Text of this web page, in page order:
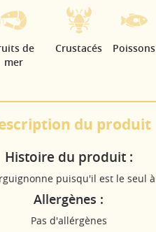
de
mer
Crustacés Poissons
du produit
Histoire du produit :
puisqu'il est le seul
Allergènes :
Pas d'allérgènes